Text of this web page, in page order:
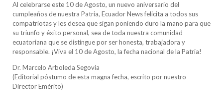
Al celebrarse este 10 de Agosto, un nuevo aniversario del
cumpleaños de nuestra Patria, Ecuador News felicita a todos sus
compatriotas y les desea que sigan poniendo duro la mano para que
su triunfo y éxito personal, sea de toda nuestra comunidad
ecuatoriana que se distingue por ser honesta, trabajadora y
responsable. ¡Viva el 10 de Agosto, la fecha nacional de la Patria!
Dr. Marcelo Arboleda Segovia
(Editorial póstumo de esta magna fecha, escrito por nuestro
Director Emérito)